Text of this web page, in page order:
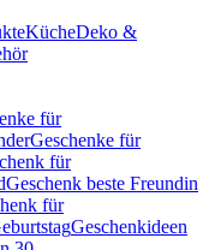
KücheDeko &
für
Geschenke für
für
Geschenk beste Freundin
für
Geschenkideen